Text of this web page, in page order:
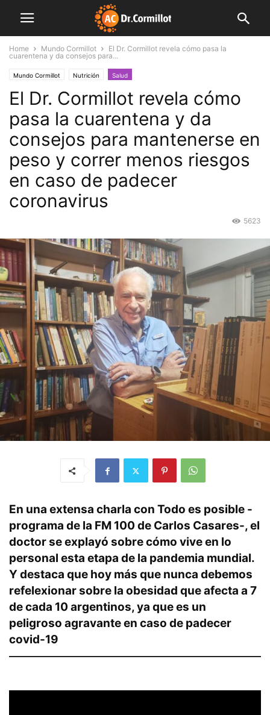
Home Mundo Cormillot
El Dr. Cormillot revela cómo pasa la
cuarentena y da consejos para...
Mundo Cormillot Nutrición Salud
El Dr. Cormillot revela cómo
pasa la cuarentena y da
consejos para mantenerse en
peso y correr menos riesgos
en caso de padecer
coronavirus
5623
En una extensa charla con Todo es posible -
programa de la FM 100 de Carlos Casares-, el
doctor se explayó sobre cómo vive en lo
personal esta etapa de la pandemia mundial.
Y destaca que hoy más que nunca debemos
refelexionar sobre la obesidad que afecta a 7
de cada 10 argentinos, ya que es un
peligroso agravante en caso de padecer
covid-19